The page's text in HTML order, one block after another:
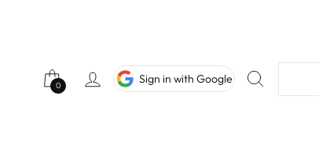
חיפוש
Sign in with Google כניסה
0
0